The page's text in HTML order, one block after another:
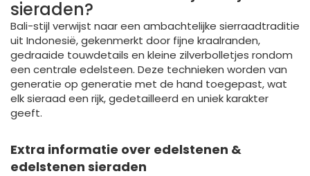
sieraden?
Bali-stijl verwijst naar een ambachtelijke sierraadtraditie
uit Indonesië, gekenmerkt door fijne kraalranden,
gedraaide touwdetails en kleine zilverbolletjes rondom
een centrale edelsteen. Deze technieken worden van
generatie op generatie met de hand toegepast, wat
elk sieraad een rijk, gedetailleerd en uniek karakter
geeft.
Extra informatie over edelstenen &
edelstenen sieraden